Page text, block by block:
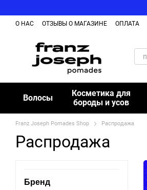
О НАС ОТЗЫВЫ О МАГАЗИНЕ ОПЛАТА
Волосы
Косметика для
бороды и усов
Franz Joseph Pomades Shop Распродажа
Распродажа
Бренд